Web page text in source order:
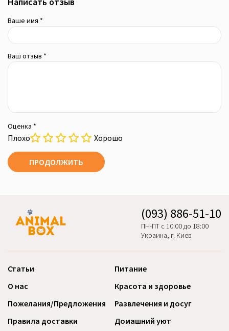
Ваше имя *
Ваш отзыв *
Оценка *
Плохо Хорошо
ПРОДОЛЖИТЬ
(093) 886-51-10
ПН-ПТ с 10:00 до 18:00
Украина, г. Киев
Статьи
О нас
Пожелания/Предложения
Правила доставки
Питание
Красота и здоровье
Развлечения и досуг
Домашний уют